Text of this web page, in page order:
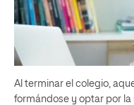
Al terminar el colegio,
formándose y optar por